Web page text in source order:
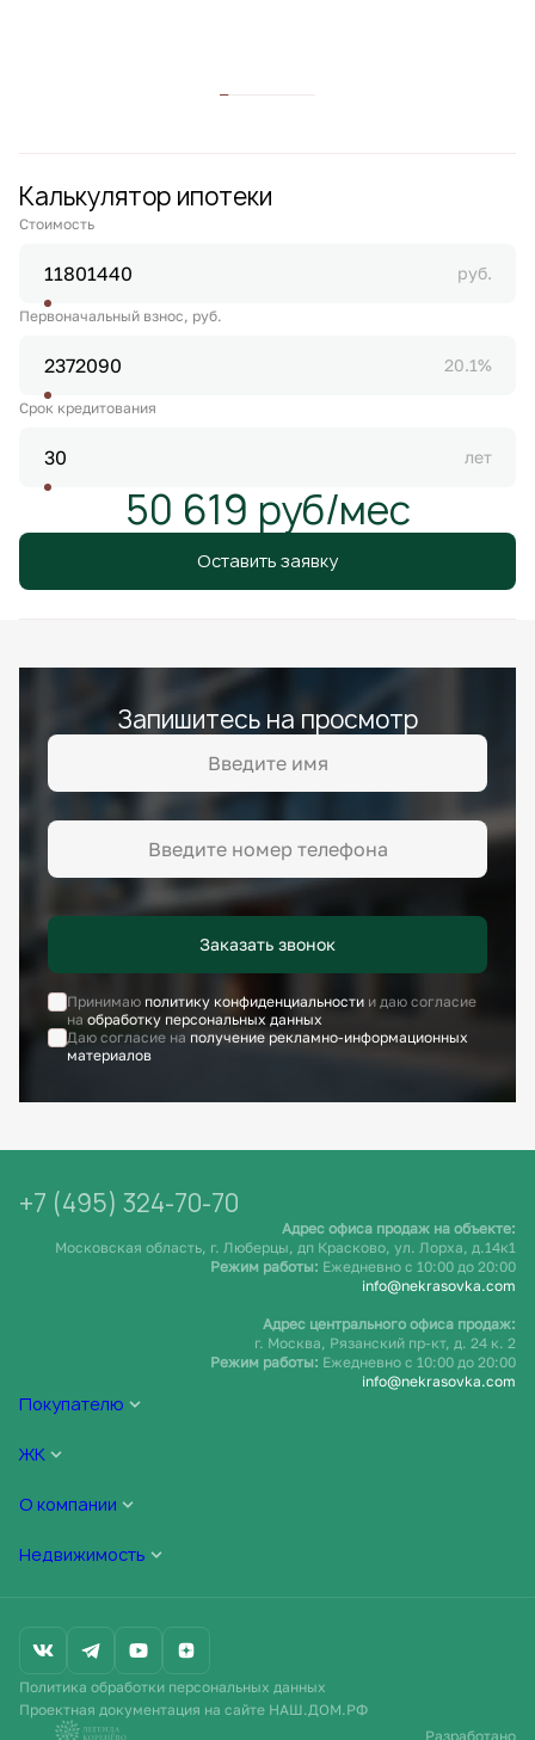
Калькулятор ипотеки
Стоимость
руб.
Первоначальный взнос, руб.
20.1%
Срок кредитования
лет
50 619 руб/мес
Оставить заявку
Запишитесь на просмотр
Заказать звонок
Принимаю политику конфиденциальностии даю согласие
на обработку персональных данных
Даю согласие на получение рекламно-информационных
материалов
Покупателю
ЖК
О компании
Недвижимость
+7 (495) 324-70-70
Адрес офиса продаж на объекте:
Московская область, г. Люберцы, дп Красково, ул. Лорха, д.14к1
Режим работы: Ежедневно c 10:00 до 20:00
info@nekrasovka.com
Адрес центрального офиса продаж:
г. Москва, Рязанский пр-кт, д. 24 к. 2
Режим работы: Ежедневно c 10:00 до 20:00
info@nekrasovka.com
Политика обработки персональных данных
Проектная документация на сайте НАШ.ДОМ.РФ
Разработано